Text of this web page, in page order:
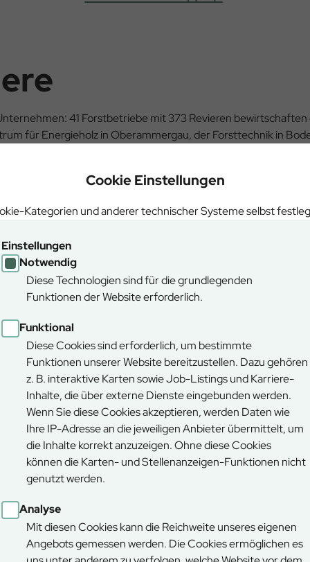
Cookie Einstellungen
Kategorien und anderer technischer Systeme selbst
Einstellungen
Notwendig
Diese Technologien sind für die grundlegenden
Funktionen der Website erforderlich.
Funktional
Diese Cookies sind erforderlich, um bestimmte
Funktionen unserer Website bereitzustellen. Dazu gehören
z. B. interaktive Karten sowie Job-Listings und Karriere-
Inhalte, die über externe Dienste eingebunden werden.
Wenn Sie diese Cookies akzeptieren, werden Daten wie
Ihre IP-Adresse an die jeweiligen Anbieter übermittelt, um
die Inhalte korrekt anzuzeigen. Ohne diese Cookies
können die Karten- und Stellenanzeigen-Funktionen nicht
genutzt werden.
Analyse
Mit diesen Cookies kann die Reichweite unseres eigenen
Angebots gemessen werden. Die Cookies ermöglichen es
41 Forstbetriebe mit 373 Revieren
für Energieholz in Oberammergau, der Forsttechnik in
ist in Regensburg.
aktivieren Sie die Funktionalen Cookiesum die Karte anzeigen zu